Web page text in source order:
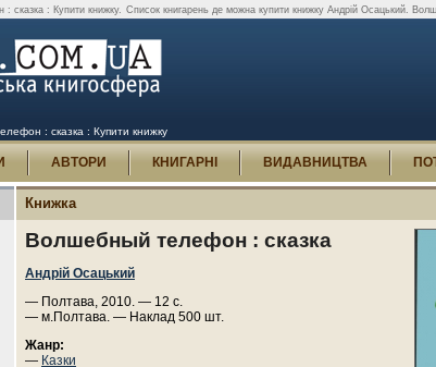
сказка : Купити книжку. Список книгарень де можна купити книжку Андрій Осацький.
: сказка : Купити книжку
АВТОРИ КНИГАРНІ ВИДАВНИЦТВА
Книжка
Волшебный телефон : сказка
Андрій Осацький
— Полтава, 2010. — 12 с.
— м.Полтава. — Наклад 500 шт.
Жанр:
— Казки